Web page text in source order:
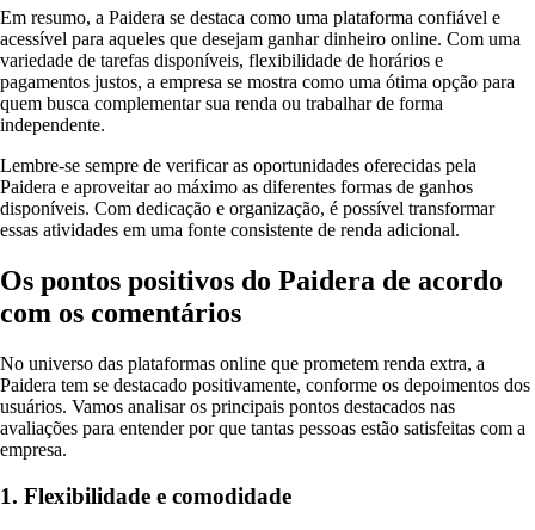
Em resumo, a Paidera se destaca como uma plataforma confiável e
acessível para aqueles que desejam ganhar dinheiro online. Com uma
variedade de tarefas disponíveis, flexibilidade de horários e
pagamentos justos, a empresa se mostra como uma ótima opção para
quem busca complementar sua renda ou trabalhar de forma
independente.
Lembre-se sempre de verificar as oportunidades oferecidas pela
Paidera e aproveitar ao máximo as diferentes formas de ganhos
disponíveis. Com dedicação e organização, é possível transformar
essas atividades em uma fonte consistente de renda adicional.
Os pontos positivos do Paidera de acordo
com os comentários
No universo das plataformas online que prometem renda extra, a
Paidera tem se destacado positivamente, conforme os depoimentos dos
usuários. Vamos analisar os principais pontos destacados nas
avaliações para entender por que tantas pessoas estão satisfeitas com a
empresa.
1. Flexibilidade e comodidade